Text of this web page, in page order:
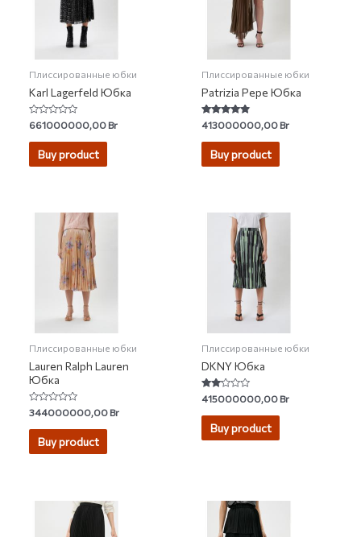
Плиссированные юбки
Karl Lagerfeld Юбка
Rated
0
out
661000000,00Br
Buy product
Плиссированные юбки
Patrizia Pepe Юбка
Rated
4.64
out of 5
413000000,00Br
Buy product
Плиссированные юбки
Lauren Ralph Lauren
Юбка
Rated
0
out
344000000,00Br
Buy product
Плиссированные юбки
DKNY Юбка
Rated
2.00
out
of 5
415000000,00Br
Buy product